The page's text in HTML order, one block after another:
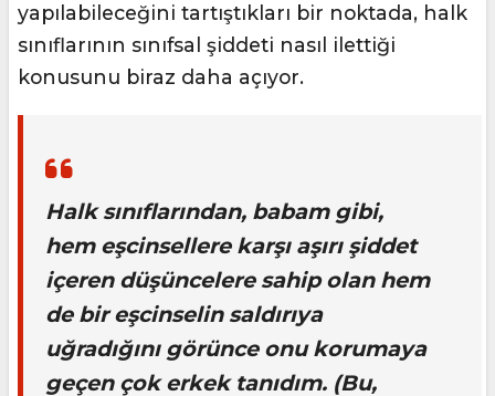
yapılabileceğini tartıştıkları bir noktada, halk
sınıflarının sınıfsal şiddeti nasıl ilettiği
konusunu biraz daha açıyor.
Halk sınıflarından, babam gibi,
hem eşcinsellere karşı aşırı şiddet
içeren düşüncelere sahip olan hem
de bir eşcinselin saldırıya
uğradığını görünce onu korumaya
geçen çok erkek tanıdım. (Bu,